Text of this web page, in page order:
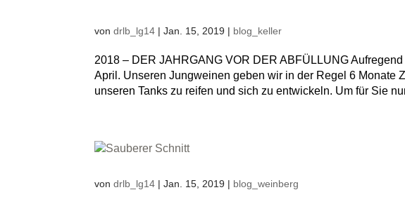
vondrlb_lg14 |Jan. 15, 2019 | blog_keller
2018 – DER JAHRGANG VOR DER ABFÜLLUNG
April. Unseren Jungweinen geben wir in der Regel 6 Monate
unseren Tanks zu reifen und sich zu entwickeln. Um für Sie
vondrlb_lg14 |Jan. 15, 2019 | blog_weinberg